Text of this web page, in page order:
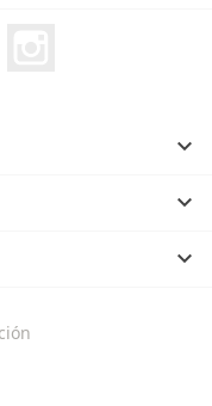


